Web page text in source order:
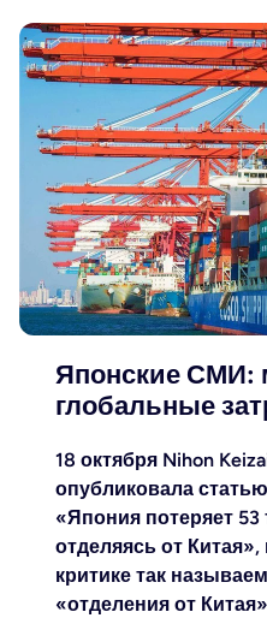
Японские СМИ:
глобальные
18 октября Nihon
опубликовала
«Япония потеряет
отделяясь от
критике так
«отделения от